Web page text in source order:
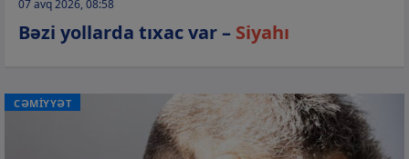
07 avq 2026, 08:58
Bəzi yollarda tıxac var – Siyahı
CƏMİYYƏT